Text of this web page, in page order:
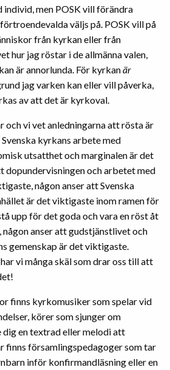
men POSK vill förändra
väljs på. POSK vill på
från kyrkan eller från
hur jag röstar i de allmänna valen,
är annorlunda. För kyrkanär
jag varken kan eller vill påverka,
av att det är kyrkoval.
och vi vet anledningarna att rösta är
kyrkans arbete med
utsatthet och marginalen är det
dopundervisningen och arbetet med
någon anser att Svenska
är det viktigaste inom ramen för
upp för det goda och vara en röst åt
någon anser att gudstjänstlivet och
gemenskap är det viktigaste.
vi många skäl som drar oss till att
finns kyrkomusiker som spelar vid
körer som sjunger om
dig en textrad eller melodi att
finns församlingspedagoger som tar
inför konfirmandläsning eller en